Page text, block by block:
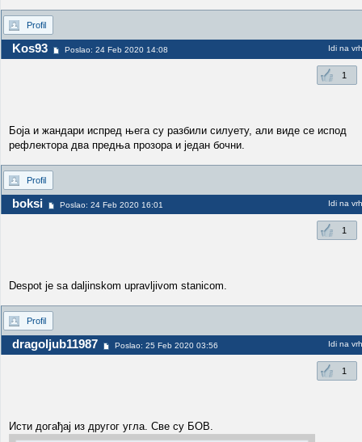
Profil
Kos93 Poslao: 24 Feb 2020 14:08 Idi na vrh
1
Боја и жандари испред њега су разбили силуету, али виде се испод
рефлектора два предња прозора и један бочни.
Profil
boksi Poslao: 24 Feb 2020 16:01 Idi na vrh
1
Despot je sa daljinskom upravljivom stanicom.
Profil
dragoljub11987 Poslao: 25 Feb 2020 03:56 Idi na vrh
1
Исти догађај из другог угла. Све су БОВ.